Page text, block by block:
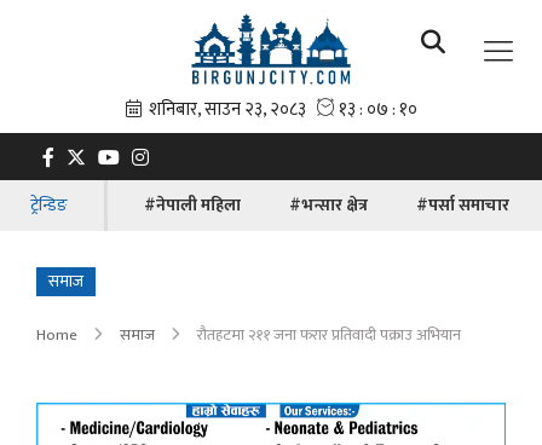
ट्रेन्डिङ #नेपाली महिला #भन्सार क्षेत्र #पर्सा समाचार
समाज
Home समाज रौतहटमा २११ जना फरार प्रतिवादी पक्राउ अभियान